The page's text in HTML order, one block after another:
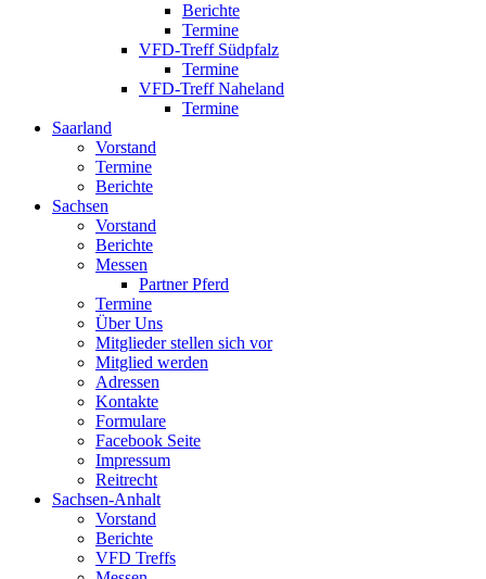
Berichte
Termine
VFD-Treff Südpfalz
Termine
VFD-Treff Naheland
Termine
Saarland
Vorstand
Termine
Berichte
Sachsen
Vorstand
Berichte
Messen
Partner Pferd
Termine
Über Uns
Mitglieder stellen sich vor
Mitglied werden
Adressen
Kontakte
Formulare
Facebook Seite
Impressum
Reitrecht
Sachsen-Anhalt
Vorstand
Berichte
VFD Treffs